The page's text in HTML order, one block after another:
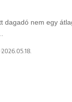
dagadó nem egy
2026.05.18.